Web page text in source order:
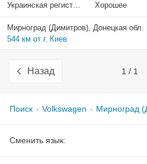
Украинская регистрация
Хорошее
Мирноград (Димитров), Донецкая обл.
544 км от г. Киев
Назад 1 / 1
Поиск Volkswagen Мирноград
Сменить язык: